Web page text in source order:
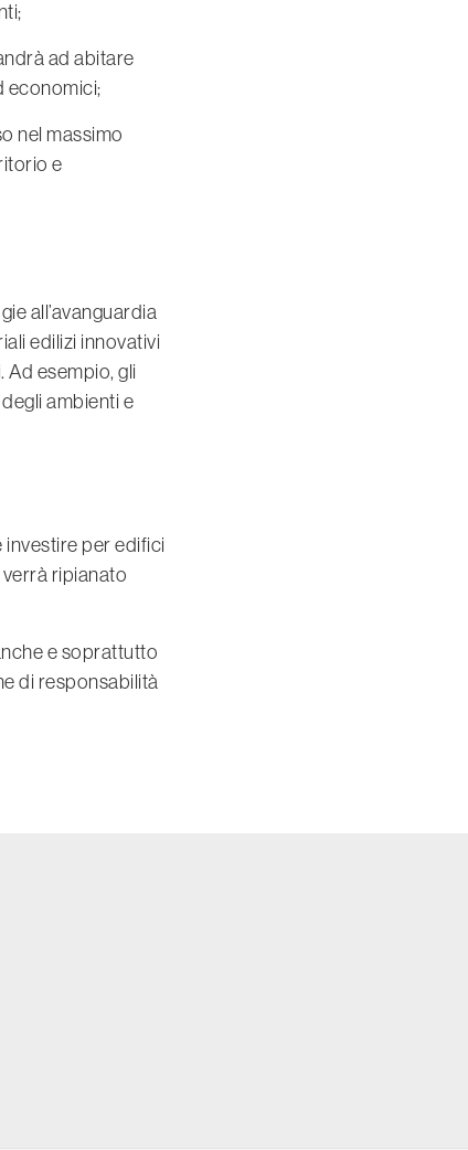
ad abitare
economici;
nel massimo
e
all’avanguardia
edilizi innovativi
Ad esempio, gli
ambienti e
investire per edifici
ripianato
e soprattutto
di responsabilità